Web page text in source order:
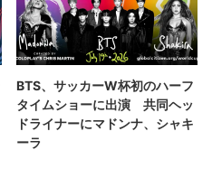
BTS、サッカーW杯初のハーフ
タイムショーに出演 共同ヘッ
ドライナーにマドンナ、シャキ
ーラ